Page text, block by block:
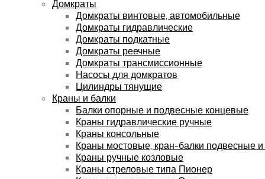
Домкраты
Домкраты винтовые, автомобильные
Домкраты гидравлические
Домкраты подкатные
Домкраты реечные
Домкраты трансмиссионные
Насосы для домкратов
Цилиндры тянущие
Краны и балки
Балки опорные и подвесные концевые
Краны гидравлические ручные
Краны консольные
Краны мостовые, кран-балки подвесные
Краны ручные козловые
Краны стреловые типа Пионер